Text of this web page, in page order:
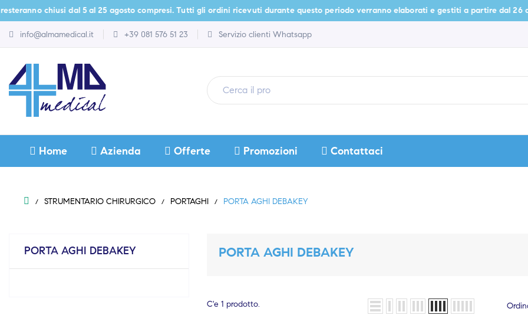
chiusi dal 5 al 25 agosto compresi. Tutti gli ordini ricevuti durante questo periodo verranno elaborati e gestiti a partire dal 26
info@almamedical.it +39 081 576 51 23 Servizio clienti Whatsapp
Home Azienda Offerte Promozioni Contattaci
STRUMENTARIO CHIRURGICO PORTAGHI PORTA AGHI DEBAKEY
PORTA AGHI DEBAKEY PORTA AGHI DEBAKEY
C'e 1 prodotto.